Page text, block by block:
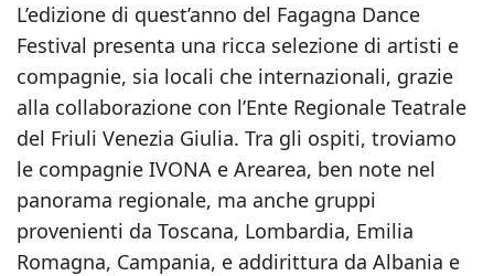
L’edizione di quest’anno del Fagagna Dance
Festival presenta una ricca selezione di artisti e
compagnie, sia locali che internazionali, grazie
alla collaborazione con l’Ente Regionale Teatrale
del Friuli Venezia Giulia. Tra gli ospiti, troviamo
le compagnie IVONA e Arearea, ben note nel
panorama regionale, ma anche gruppi
provenienti da Toscana, Lombardia, Emilia
Romagna, Campania, e addirittura da Albania e